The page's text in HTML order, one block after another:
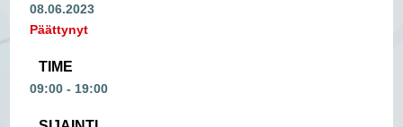
08.06.2023
Päättynyt
TIME
09:00 - 19:00